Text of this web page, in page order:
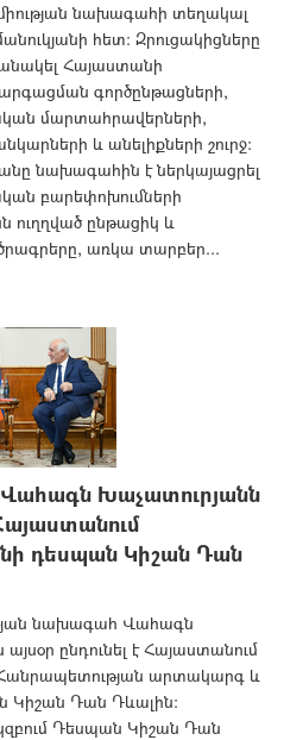
նախագահի տեղակալ
հետ: Զրուցակիցները
Հայաստանի
գործընթացների,
մարտահրավերների,
և անելիքների շուրջ:
նախագահին է ներկայացրել
բարեփոխումների
ուղղված ընթացիկ և
առկա տարբեր...
Խաչատուրյանն
դեսպան Կիշան Դան
նախագահ Վահագն
ընդունել է Հայաստանում
արտակարգ և
Կիշան Դան Դևալին:
Դեսպան Կիշան Դան